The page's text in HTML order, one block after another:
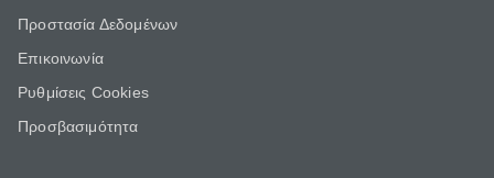
Προστασία Δεδομένων
Επικοινωνία
Ρυθμίσεις Cookies
Προσβασιμότητα